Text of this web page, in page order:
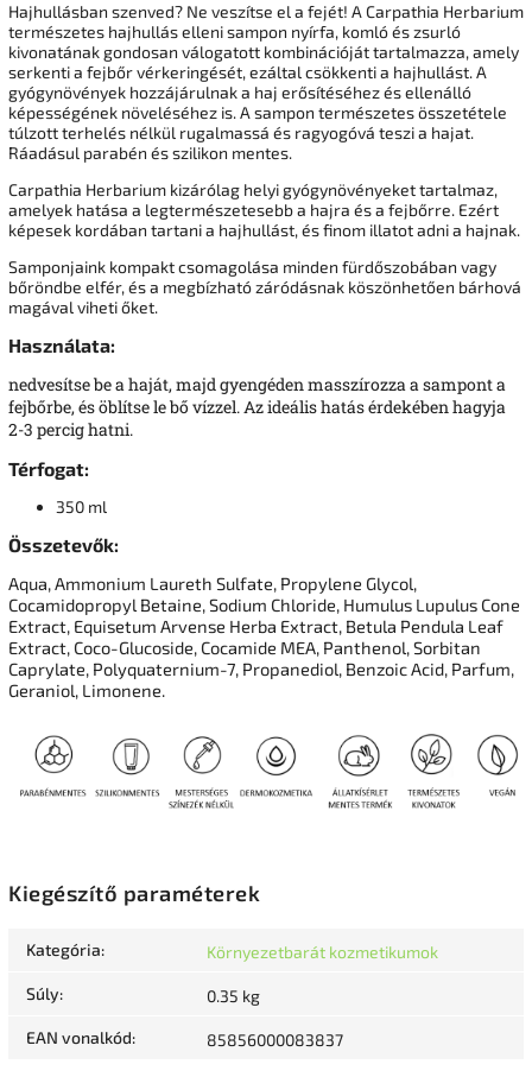
Hajhullásban szenved? Ne veszítse el a fejét! A Carpathia Herbarium
természetes hajhullás elleni sampon nyírfa, komló és zsurló
kivonatának gondosan válogatott kombinációját tartalmazza, amely
serkenti a fejbőr vérkeringését, ezáltal csökkenti a hajhullást. A
gyógynövények hozzájárulnak a haj erősítéséhez és ellenálló
képességének növeléséhez is. A sampon természetes összetétele
túlzott terhelés nélkül rugalmassá és ragyogóvá teszi a hajat.
Ráadásul parabén és szilikon mentes.
Carpathia Herbarium kizárólag helyi gyógynövényeket tartalmaz,
amelyek hatása a legtermészetesebb a hajra és a fejbőrre. Ezért
képesek kordában tartani a hajhullást, és finom illatot adni a hajnak.
Samponjaink kompakt csomagolása minden fürdőszobában vagy
bőröndbe elfér, és a megbízható záródásnak köszönhetően bárhová
magával viheti őket.
Használata:
nedvesítse be a haját, majd gyengéden masszírozza a sampont a
fejbőrbe, és öblítse le bő vízzel. Az ideális hatás érdekében hagyja
2-3 percig hatni.
Térfogat:
350 ml
Összetevők:
Aqua, Ammonium Laureth Sulfate, Propylene Glycol,
Cocamidopropyl Betaine, Sodium Chloride, Humulus Lupulus Cone
Extract, Equisetum Arvense Herba Extract, Betula Pendula Leaf
Extract, Coco-Glucoside, Cocamide MEA, Panthenol, Sorbitan
Caprylate, Polyquaternium-7, Propanediol, Benzoic Acid, Parfum,
Geraniol, Limonene.
Kiegészítő paraméterek
Kategória: Környezetbarát kozmetikumok
Súly: 0.35 kg
EAN vonalkód: 85856000083837